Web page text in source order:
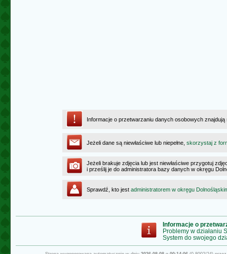
Informacje o przetwarzaniu danych osobowych
Jeżeli dane są niewłaściwe lub niepełne, skorzystaj z
Jeżeli brakuje zdjęcia lub jest niewłaściwe przygotuj
i prześlij je do administratora bazy danych w okręgu
Sprawdź, kto jest administratorem w okręgu
Informacje o
Problemy w działaniu
System do swojego